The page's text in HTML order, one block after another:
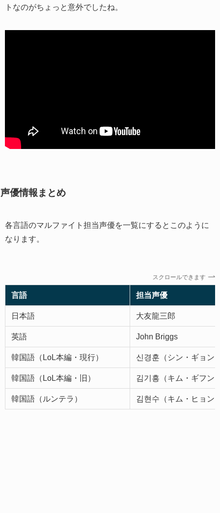
トなのがちょっと意外でしたね。
声優情報まとめ
各言語のマルファイト担当声優を一覧にするとこのように
なります。
スクロールできます
言語 担当声優
日本語 大友龍三郎
英語 John Briggs
韓国語（LoL本編・現行） 신경훈（シン・ギョン
韓国語（LoL本編・旧） 김기흥（キム・ギフン
韓国語（ルンテラ） 김현수（キム・ヒョン